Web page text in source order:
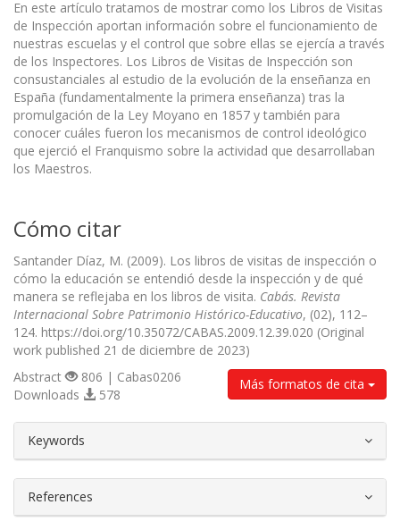
En este artículo tratamos de mostrar como los Libros de Visitas
de Inspección aportan información sobre el funcionamiento de
nuestras escuelas y el control que sobre ellas se ejercía a través
de los Inspectores. Los Libros de Visitas de Inspección son
consustanciales al estudio de la evolución de la enseñanza en
España (fundamentalmente la primera enseñanza) tras la
promulgación de la Ley Moyano en 1857 y también para
conocer cuáles fueron los mecanismos de control ideológico
que ejerció el Franquismo sobre la actividad que desarrollaban
los Maestros.
Cómo citar
Santander Díaz, M. (2009). Los libros de visitas de inspección o
cómo la educación se entendió desde la inspección y de qué
manera se reflejaba en los libros de visita. Cabás. Revista
Internacional Sobre Patrimonio Histórico-Educativo, (02), 112–
124. https://doi.org/10.35072/CABAS.2009.12.39.020 (Original
work published 21 de diciembre de 2023)
Más formatos de cita
Abstract
806 | Cabas0206
Downloads
578
Keywords
References